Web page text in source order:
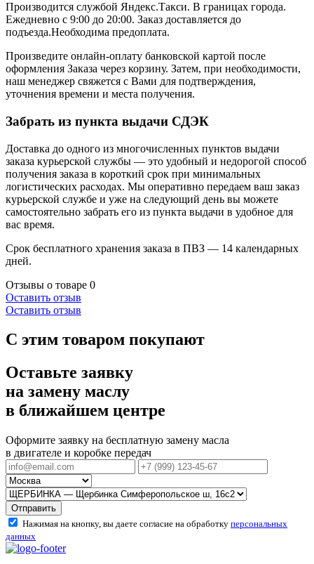
Производится службой Яндекс.Такси. В границах города.
Ежедневно с 9:00 до 20:00. Заказ доставляется до
подъезда.Необходима предоплата.
Произведите онлайн-оплату банковской картой после
оформления Заказа через корзину. Затем, при необходимости,
наш менеджер свяжется с Вами для подтверждения,
уточнения времени и места получения.
Забрать из пункта выдачи СДЭК
Доставка до одного из многочисленных пунктов выдачи
заказа курьерской службы — это удобный и недорогой способ
получения заказа в короткий срок при минимальных
логистических расходах. Мы оперативно передаем ваш заказ
курьерской службе и уже на следующий день вы можете
самостоятельно забрать его из пункта выдачи в удобное для
вас время.
Срок бесплатного хранения заказа в ПВЗ — 14 календарных
дней.
Отзывы о товаре 0
Оставить отзыв
Оставить отзыв
С этим товаром покупают
Оставьте заявку
на замену маслу
в ближайшем центре
Оформите заявку на бесплатную замену масла
в двигателе и коробке передач
Отправить
Нажимая на кнопку, вы даете согласие на обработку персональных
данных